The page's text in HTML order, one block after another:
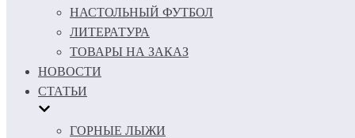
НАСТОЛЬНЫЙ ФУТБОЛ
ЛИТЕРАТУРА
ТОВАРЫ НА ЗАКАЗ
НОВОСТИ
СТАТЬИ
ГОРНЫЕ ЛЫЖИ